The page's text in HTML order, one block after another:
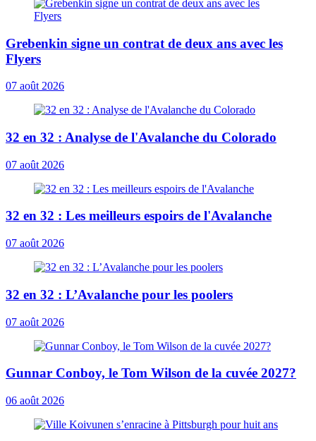
Grebenkin signe un contrat de deux ans avec les
Flyers
07 août 2026
32 en 32 : Analyse de l'Avalanche du Colorado
07 août 2026
32 en 32 : Les meilleurs espoirs de l'Avalanche
07 août 2026
32 en 32 : L’Avalanche pour les poolers
07 août 2026
Gunnar Conboy, le Tom Wilson de la cuvée 2027?
06 août 2026